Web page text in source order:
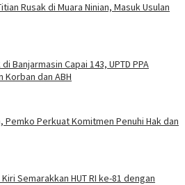
Rusak di Muara Ninian, Masuk Usulan
Banjarmasin Capai 143, UPTD PPA
dan ABH
Pemko Perkuat Komitmen Penuhi Hak dan
Semarakkan HUT RI ke-81 dengan